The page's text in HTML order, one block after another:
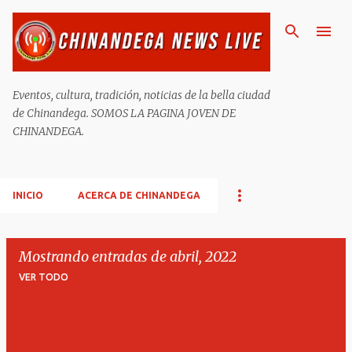
Eventos, cultura, tradición, noticias de la bella ciudad
de Chinandega. SOMOS LA PAGINA JOVEN DE
CHINANDEGA.
INICIO ACERCA DE CHINANDEGA
Mostrando entradas de abril, 2022
VER TODO